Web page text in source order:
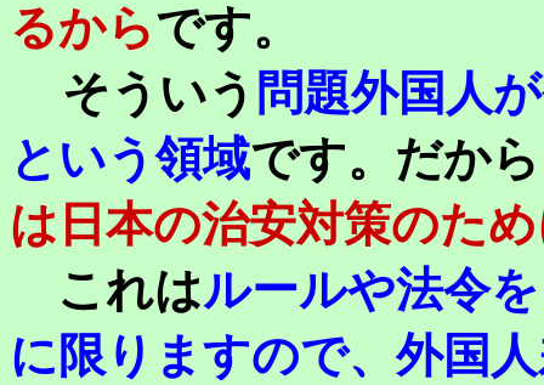
るからです。
そういう 問題外国人
という領域です。だか
は日本の治安対策のた
これはルールや法令
に限りますので、外国